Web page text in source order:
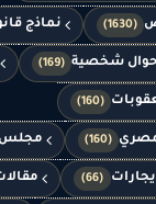
(1630) نماذج
شخصية (169)
(160)
(160) مجلس
(66)